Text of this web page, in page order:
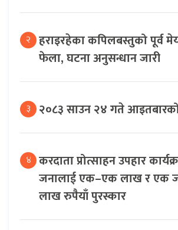
२ हराइरहेका कपिलबस्तुको पूर्व
फेला, घटना अनुसन्धान जारी
३ २०८३ साउन २४ गते
४ करदाता प्रोत्साहन उपहार
जनालाई एक–एक लाख र एक
लाख रुपैयाँ पुरस्कार